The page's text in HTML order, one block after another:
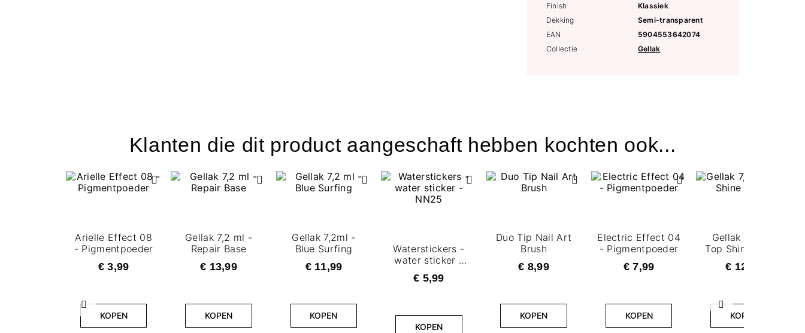
Finish
Klassiek
Dekking
Semi-transparent
EAN
5904553642074
Collectie
Gellak
Klanten die dit product aangeschaft hebben kochten ook...
Vorige Volgende
Arielle Effect 08
- Pigmentpoeder
€ 3,99
KOPEN
Gellak 7,2 ml -
Repair Base
€ 13,99
KOPEN
Gellak 7,2ml -
Blue Surfing
€ 11,99
KOPEN
Waterstickers -
water sticker -
€ 5,99
KOPEN
Duo Tip Nail Art
Brush
€ 8,99
KOPEN
Electric Effect 04
- Pigmentpoeder
€ 7,99
KOPEN
Gellak 7,2ml -
Top Shine Bright
€ 12,99
KOPEN